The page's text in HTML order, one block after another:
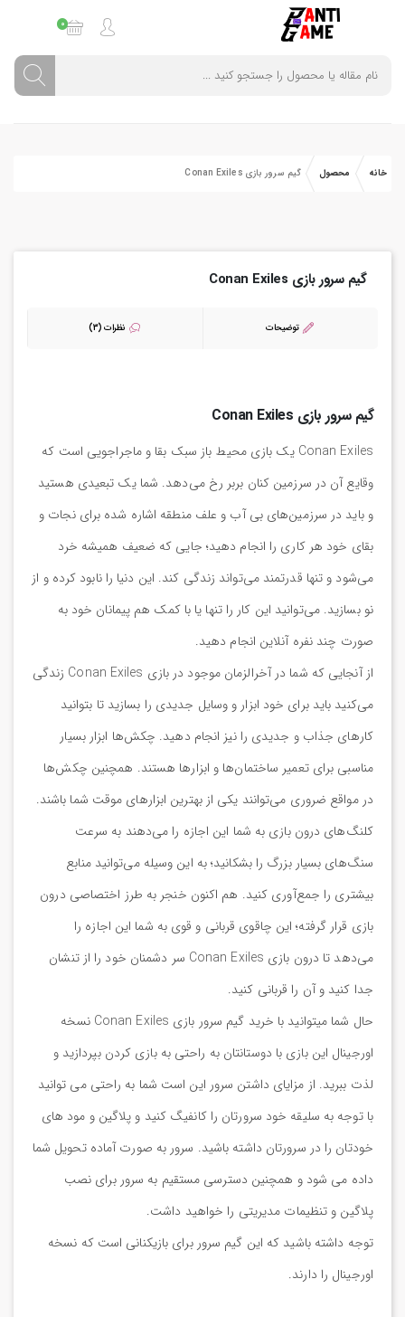
0
خانه محصول گیم سرور بازی Conan Exiles
گیم سرور بازی Conan Exiles
توضیحات نظرات (3)
گیم سرور بازی Conan Exiles
Conan Exiles یک بازی محیط باز سبک بقا و ماجراجویی است که
وقایع آن در سرزمین کنان بربر رخ می‌دهد. شما یک تبعیدی هستید
و باید در سرزمین‌های بی آب و علف منطقه اشاره شده برای نجات و
بقای خود هر کاری را انجام دهید؛ جایی که ضعیف همیشه خرد
می‌شود و تنها قدرتمند می‌تواند زندگی کند. این دنیا را نابود کرده و از
نو بسازید. می‌توانید این کار را تنها یا با کمک هم پیمانان خود به
صورت چند نفره آنلاین انجام دهید.
از آنجایی که شما در آخرالزمان موجود در بازی Conan Exiles زندگی
می‌کنید باید برای خود ابزار و وسایل جدیدی را بسازید تا بتوانید
کارهای جذاب و جدیدی را نیز انجام دهید. چکش‌ها ابزار بسیار
مناسبی برای تعمیر ساختمان‌ها و ابزارها هستند. همچنین چکش‌ها
در مواقع ضروری می‌توانند یکی از بهترین ابزارهای موقت شما باشند.
کلنگ‌های درون بازی به شما این اجازه را می‌دهند به سرعت
سنگ‌های بسیار بزرگ را بشکانید؛ به این وسیله می‌توانید منابع
بیشتری را جمع‌آوری کنید. هم اکنون خنجر به طرز اختصاصی‌ درون
بازی قرار گرفته؛ این چاقوی قربانی و قوی به شما این اجازه را
می‌دهد تا درون بازی Conan Exiles سر دشمنان خود را از تنشان
جدا کنید و آن را قربانی کنید.
حال شما میتوانید با خرید گیم سرور بازی Conan Exiles نسخه
اورجینال این بازی با دوستانتان به راحتی به بازی کردن بپردازید و
لذت ببرید. از مزایای داشتن سرور این است شما به راحتی می توانید
با توجه به سلیقه خود سرورتان را کانفیگ کنید و پلاگین و مود های
خودتان را در سرورتان داشته باشید. سرور به صورت آماده تحویل شما
داده می شود و همچنین دسترسی مستقیم به سرور برای نصب
پلاگین و تنظیمات مدیریتی را خواهید داشت.
توجه داشته باشید که این گیم سرور برای بازیکنانی است که نسخه
اورجینال را دارند.